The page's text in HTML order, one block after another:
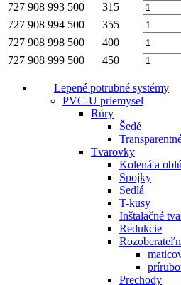
727 908 993 500
315
727 908 994 500
355
727 908 998 500
400
727 908 999 500 450
Lepené potrubné systémy
PVC-U priemysel
Rúry
Šedé
Tvarovky
Kolená a
Spojky
Sedlá
T-kusy
Inštalačné
Redukcie
Prechody